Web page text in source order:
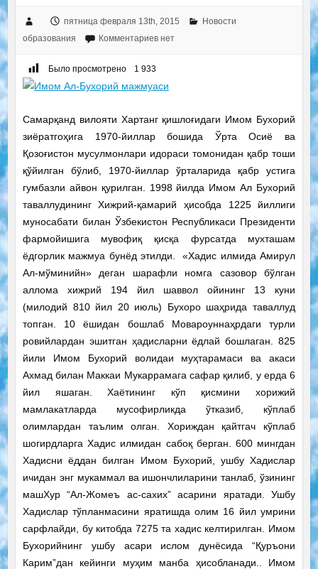
пятница февраля 13th, 2015
Новости
образования
Комментариев нет
Было просмотрено 1 933
Самарқанд вилояти Хартанг қишлоғидаги Имом Бухорий
зиёратгоҳига 1970-йиллар бошида Ўрта Осиё ва
Қозоғистон мусулмонлари идораси томонидан қабр тоши
қўйилган бўлиб, 1970-йиллар ўрталарида қабр устига
гумбазли айвон қурилган. 1998 йилда Имом Ал Бухорий
таваллудининг Хижрий-қамарий ҳисобда 1225 йиллиги
муносабати билан Ўзбекистон Республикаси Президенти
фармойишига мувофиқ қисқа фурсатда мухташам
ёдгорлик мажмуа бунёд этилди. «Хадис илмида Амирул
Ал-мўминийн» деган шарафли номга сазовор бўлган
аллома хижрий 194 йил шаввол ойининг 13 куни
(милодий 810 йил 20 июль) Бухоро шаҳрида таваллуд
топган. 10 ёшидан бошлаб Мовароуннаҳрдаги турли
ровийлардан эшитган ҳадисларни ёдлай бошлаган. 825
йили Имом Бухорий волидаи муҳтарамаси ва акаси
Ахмад билан Маккаи Мукаррамага сафар қилиб, у ерда 6
йил яшаган. Хаётининг кўп қисмини хорижий
мамлакатларда мусофирликда ўтказиб, кўплаб
олимлардан таълим олган. Хориждан қайтгач кўплаб
шогирдларга Хадис илмидан сабоқ берган. 600 мингдан
Хадисни ёддан билган Имом Бухорий, ушбу Хадислар
ичидан энг мукаммал ва ишончлиларини танлаб, ўзининг
машХур “Ал-Жомеъ ас-сахих” асарини яратади. Ушбу
Хадислар тўпланмасини яратишда олим 16 йил умрини
сарфлайди, бу китобда 7275 та хадис келтирилган. Имом
Бухорийнинг ушбу асари ислом дунёсида “Қуръони
Карим”дан кейинги муҳим манба ҳисобланади.. Имом